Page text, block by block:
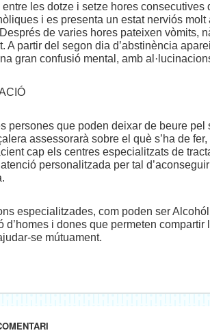
les dotze i setze hores consecutives
i es presenta un estat nerviós
de varies hores pateixen vòmits,
A partir del segon dia d’abstinència
gran confusió mental, amb
persones que poden deixar de beure pel
assessorarà sobre el què s’ha de
cap els centres especialitzats de
personalitzada per tal
especialitzades, com poden ser
d’homes i dones que permeten
se mútuament.